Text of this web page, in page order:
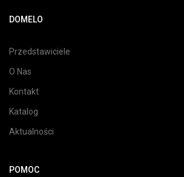
DOMELO
Przedstawiciele
O Nas
Kontakt
Katalog
Aktualności
POMOC